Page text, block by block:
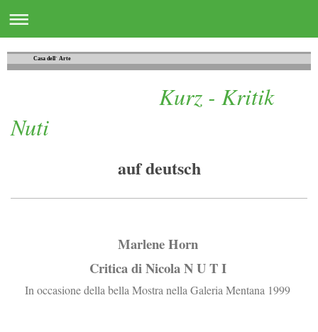
Casa dell´ Arte
Kurz - Kritik
Nuti
auf deutsch
Marlene Horn
Critica di Nicola N U T I
In occasione della bella Mostra nella Galeria Mentana 1999